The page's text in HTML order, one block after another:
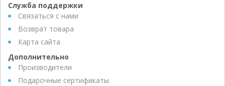
Служба поддержки
Связаться с нами
Возврат товара
Карта сайта
Дополнительно
Производители
Подарочные сертификаты